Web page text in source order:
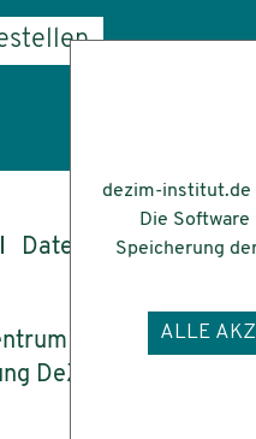
Datenschutz
für Integrations-
DeZIM e.V.
dezim-institut.de
Die
Speicherung
ALLE